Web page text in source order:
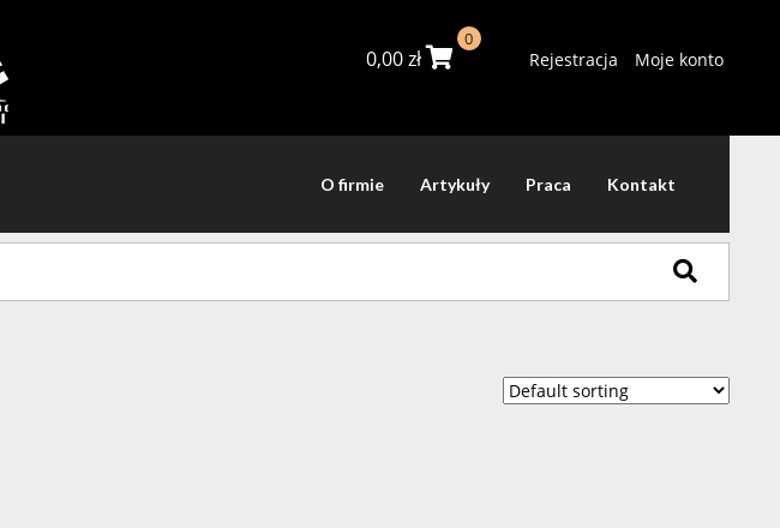
0,00zł
0
Rejestracja Moje konto
O firmie Artykuły Praca Kontakt